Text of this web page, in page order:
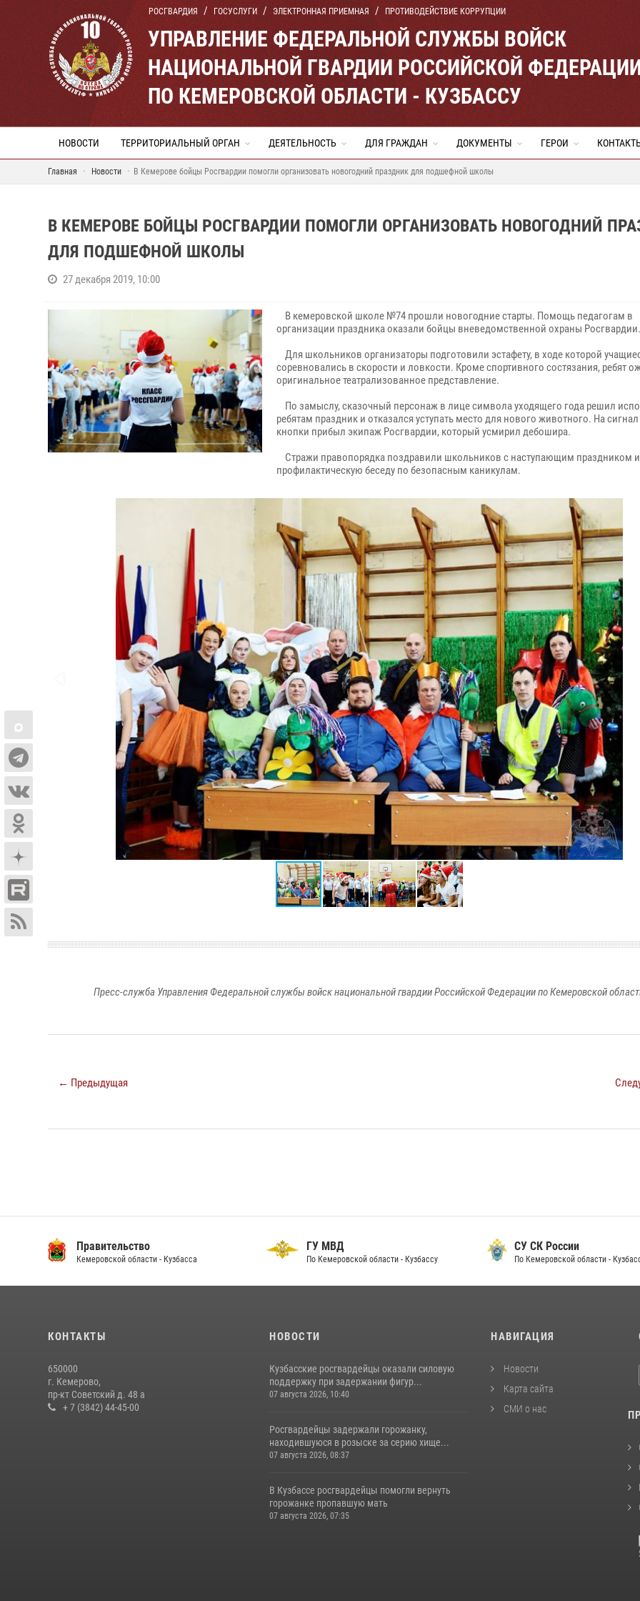
РОСГВАРДИЯ ГОСУСЛУГИ ЭЛЕКТРОННАЯ ПРИЕМНАЯ ПРОТИВОДЕЙСТВИЕ КОРРУПЦИИ
УПРАВЛЕНИЕ ФЕДЕРАЛЬНОЙ СЛУЖБЫ ВОЙСК
НАЦИОНАЛЬНОЙ ГВАРДИИ РОССИЙСКОЙ
ПО КЕМЕРОВСКОЙ ОБЛАСТИ - КУЗБАССУ
НОВОСТИ ТЕРРИТОРИАЛЬНЫЙ ОРГАН ДЕЯТЕЛЬНОСТЬ ДЛЯ ГРАЖДАН ДОКУМЕНТЫ ГЕРОИ
Главная Новости В Кемерове бойцы Росгвардии помогли организовать новогодний праздник для подшефной школы
В КЕМЕРОВЕ БОЙЦЫ РОСГВАРДИИ ПОМОГЛИ ОРГАНИЗОВАТЬ НОВОГОДНИЙ
ДЛЯ ПОДШЕФНОЙ ШКОЛЫ
27 декабря 2019, 10:00
В кемеровской школе №74 прошли новогодние старты. Помощь педагогам в
организации праздника оказали бойцы вневедомственной охраны Росгвардии.
Для школьников организаторы подготовили эстафету, в ходе которой
соревновались в скорости и ловкости. Кроме спортивного состязания, ребят
оригинальное театрализованное представление.
По замыслу, сказочный персонаж в лице символа уходящего года решил
ребятам праздник и отказался уступать место для нового животного. На
кнопки прибыл экипаж Росгвардии, который усмирил дебошира.
Стражи правопорядка поздравили школьников с наступающим праздником
профилактическую беседу по безопасным каникулам.
Пресс-служба Управления Федеральной службы войск национальной гвардии Российской Федерации по Кемеровской
← Предыдущая
Правительство
Кемеровской области - Кузбасса
ГУ МВД
По Кемеровской области - Кузбассу
СУ СК России
По Кемеровской области -
КОНТАКТЫ
650000
г. Кемерово,
пр-кт Советский д. 48 а
+ 7 (3842) 44-45-00
НОВОСТИ
Кузбасские росгвардейцы оказали силовую
поддержку при задержании фигур...
07 августа 2026, 10:40
Росгвардейцы задержали горожанку,
находившуюся в розыске за серию хище...
07 августа 2026, 08:37
В Кузбассе росгвардейцы помогли вернуть
горожанке пропавшую мать
07 августа 2026, 07:35
НАВИГАЦИЯ
Новости
Карта сайта
СМИ о нас